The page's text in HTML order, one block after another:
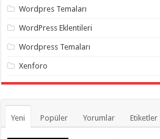
hilesi ,Wordpres Temaları
WordPress Eklentileri
Wordpress Temaları
Xenforo
Yeni Popüler Yorumlar Etiketler